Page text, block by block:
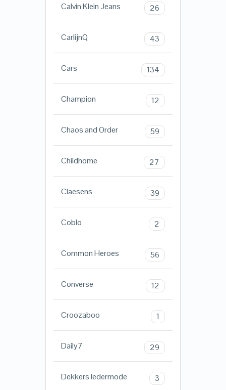
Calvin Klein Jeans 26
CarlijnQ 43
Cars 134
Champion 12
Chaos and Order 59
Childhome 27
Claesens 39
Coblo 2
Common Heroes 56
Converse 12
Croozaboo 1
Daily7 29
Dekkers ledermode 3